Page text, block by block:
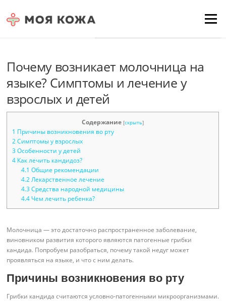
Menu
Почему возникает молочница на
языке? Симптомы и лечение у
взрослых и детей
Содержание [скрыть]
1 Причины возникновения во рту
2 Симптомы у взрослых
3 Особенности у детей
4 Как лечить кандидоз?
4.1 Общие рекомендации
4.2Лекарственное лечение
4.3Средства народной медицины
4.4Чем лечить ребенка?
Молочница — это достаточно распространенное заболевание,
виновником развития которого являются патогенные грибки
кандида. Попробуем разобраться, почему такой недуг может
проявляться на языке, и что с ним делать.
Причины возникновения во рту
Грибки кандида считаются условно-патогенными микроорганизмами.
Для любых предложений по